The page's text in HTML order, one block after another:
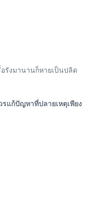
รังมานานก็หายเป็นปลิด
แก้ปัญหาที่ปลายเหตุเพียง